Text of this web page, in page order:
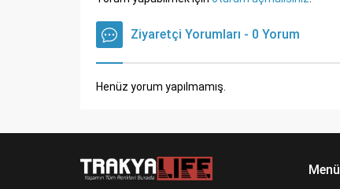
Ziyaretçi Yorumları - 0 Yorum
Henüz yorum yapılmamış.
Menü